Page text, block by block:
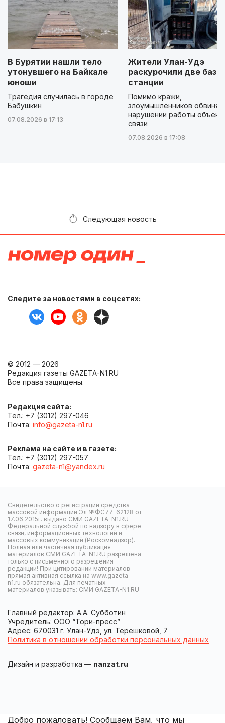
В Бурятии нашли тело
утонувшего на Байкале
юноши
Трагедия случилась в городе
Бабушкин
07.08.2026 в 17:13
Жители Улан-Удэ
раскурочили две
станции
Помимо кражи,
злоумышленников
нарушении работы
связи
07.08.2026 в 17:08
Следующая новость
Следите за новостями в соцсетях:
© 2012 — 2026
Редакция газеты GAZETA-N1.RU
Все права защищены.
Редакция сайта:
Тел.: +7 (3012) 297-046
Почта: info@gazeta-n1.ru
Реклама на сайте и в газете:
Тел.: +7 (3012) 297-057
Почта: gazeta-n1@yandex.ru
Свидетельство о регистрации средства
массовой информации Эл №ФС77-62128 от
17.06.2015г. выдано СМИ GAZETA-N1.RU
Федеральной службой по надзору в сфере
связи, информационных технологий и
массовых коммуникаций (Роскомнадзор).
Полная или частичная публикация
материалов СМИ GAZETA-N1.RU разрешена
только с письменного разрешения
редакции! При цитировании материалов
прямая активная ссылка на www.gazeta-
n1.ru обязательна. Для печатных
материалов указывать: СМИ GAZETA-N1.RU
Главный редактор: А.А. Субботин
Учредитель: ООО “Тори-пресс”
Адрес: 670031 г. Улан-Удэ, ул. Терешковой, 7
Политика в отношении обработки персональных данных
Дизайн и разработка — nanzat.ru
Добро пожаловать! Сообщаем Вам, что мы